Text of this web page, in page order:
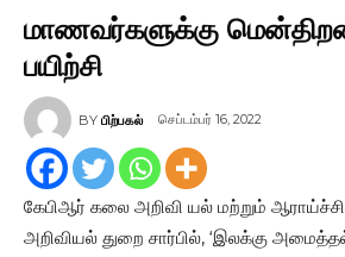
மாணவர்களுக்கு
பயிற்சி
BY பிற்பகல் செப்டம்பர் 16, 2022
கேபிஆர் கலை அறிவி யல் மற்றும்
அறிவியல் துறை சார்பில், ‘இலக்கு